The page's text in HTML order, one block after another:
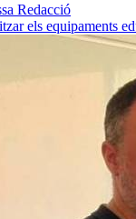
Redacció
els equipaments